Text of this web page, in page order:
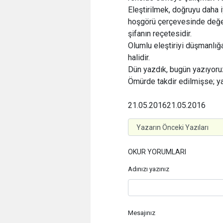
Eleştirilmek, doğruyu daha
hoşgörü çerçevesinde
şifanın reçetesidir.
Olumlu eleştiriyi
halidir.
Dün yazdık, bugün
Ömürde takdir edilmişse;
21.05.2016
21.05.2016
OKUR YORUMLARI
Adınızı yazınız
Mesajınız